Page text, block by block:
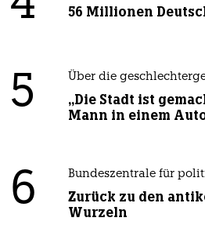
56 Millionen
5 Über die
„Die Stadt ist
Mann in einem
6 Bundeszentrale für
Zurück zu den
Wurzeln